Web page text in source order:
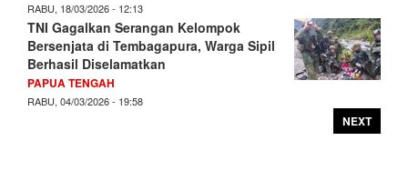
RABU, 18/03/2026 - 12:13
TNI Gagalkan Serangan Kelompok
Bersenjata di Tembagapura, Warga Sipil
Berhasil Diselamatkan
PAPUA TENGAH
RABU, 04/03/2026 - 19:58
NEXT